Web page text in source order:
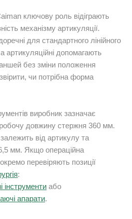
ключову роль відіграють
механізму артикуляції.
для стандартного лінійного
артикуляційні допомагають
без зміни положення
чи потрібна форма
виробник зазначає
робочу довжину стержня 360 мм.
від артикулу та
мм. Якщо операційна
перевіряють позиції
:
інструменти або
апарати.